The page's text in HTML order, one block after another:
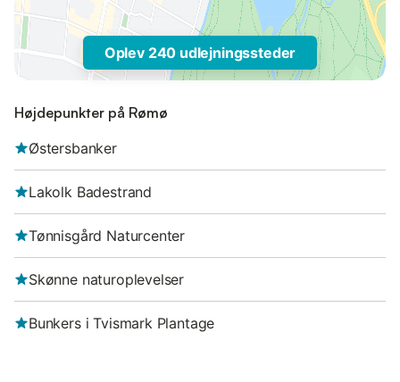
Oplev 240 udlejningssteder
Højdepunkter på Rømø
Østersbanker
Lakolk Badestrand
Tønnisgård Naturcenter
Skønne naturoplevelser
Bunkers i Tvismark Plantage